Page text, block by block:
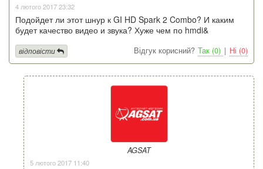
4 лютого 2017 23:32
Подойдет ли этот шнур к GI HD Spark 2 Combo? И каким
будет качество видео и звука? Хуже чем по hmdi&
Відгук корисний? Так (0) | Ні (0)
відповісти
AGSAT
5 лютого 2017 11:40